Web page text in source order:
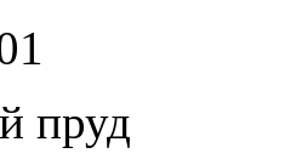
пруд